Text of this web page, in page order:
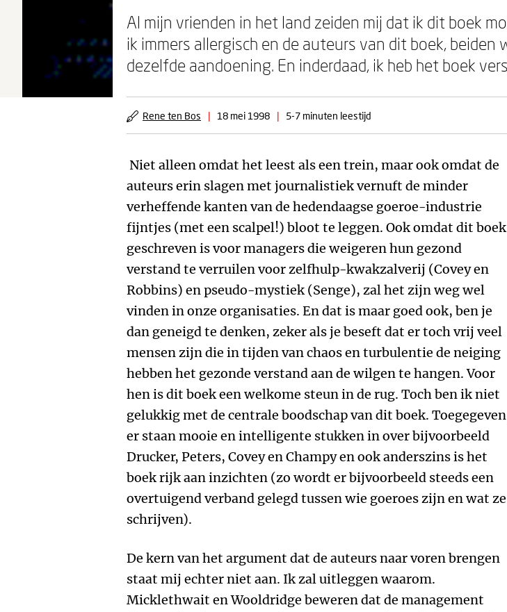
Al mijn vrienden in het land zeiden mij dat ik dit boek
ik immers allergisch en de auteurs van dit boek, beiden
dezelfde aandoening. En inderdaad, ik heb het boek
Rene ten Bos | 18 mei 1998 | 5-7 minuten leestijd
Niet alleen omdat het leest als een trein, maar ook omdat de
auteurs erin slagen met journalistiek vernuft de minder
verheffende kanten van de hedendaagse goeroe-industrie
fijntjes (met een scalpel!) bloot te leggen. Ook omdat dit boek
geschreven is voor managers die weigeren hun gezond
verstand te verruilen voor zelfhulp-kwakzalverij (Covey en
Robbins) en pseudo-mystiek (Senge), zal het zijn weg wel
vinden in onze organisaties. En dat is maar goed ook, ben je
dan geneigd te denken, zeker als je beseft dat er toch vrij veel
mensen zijn die in tijden van chaos en turbulentie de neiging
hebben het gezonde verstand aan de wilgen te hangen. Voor
hen is dit boek een welkome steun in de rug. Toch ben ik niet
gelukkig met de centrale boodschap van dit boek.
er staan mooie en intelligente stukken in over bijvoorbeeld
Drucker, Peters, Covey en Champy en ook anderszins is het
boek rijk aan inzichten (zo wordt er bijvoorbeeld steeds een
overtuigend verband gelegd tussen wie goeroes zijn en wat ze
schrijven).
De kern van het argument dat de auteurs naar voren brengen
staat mij echter niet aan. Ik zal uitleggen waarom.
Micklethwait en Wooldridge beweren dat de management